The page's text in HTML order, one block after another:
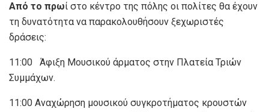
Από το πρωί στο κέντρο της πόλης οι πολίτες θα έχουν
τη δυνατότητα να παρακολουθήσουν ξεχωριστές
δράσεις:
11:00 Άφιξη Μουσικού άρματος στην Πλατεία Τριών
Συμμάχων.
11:00 Αναχώρηση μουσικού συγκροτήματος κρουστών